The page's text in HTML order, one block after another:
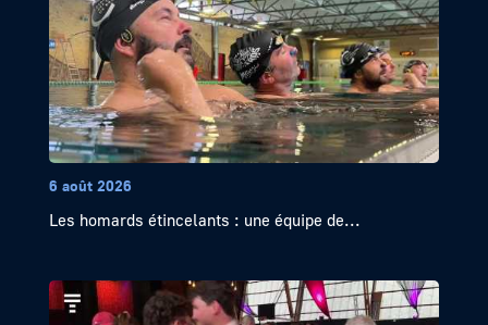
6 août 2026
Les homards étincelants : une équipe de...